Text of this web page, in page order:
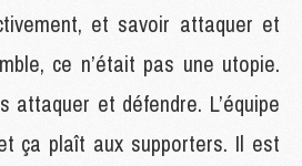
et savoir attaquer et
ce n’était pas une utopie.
attaquer et défendre. L’équipe
ça plaît aux supporters. Il est